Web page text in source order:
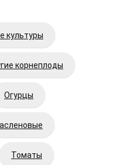
культуры
корнеплоды
Огурцы
Томаты